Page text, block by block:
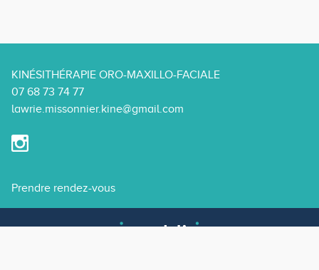
KINÉSITHÉRAPIE ORO-MAXILLO-FACIALE
07 68 73 74 77
lawrie.missonnier.kine@gmail.com
Prendre rendez-vous